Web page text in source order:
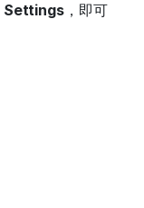
Settings ，即可